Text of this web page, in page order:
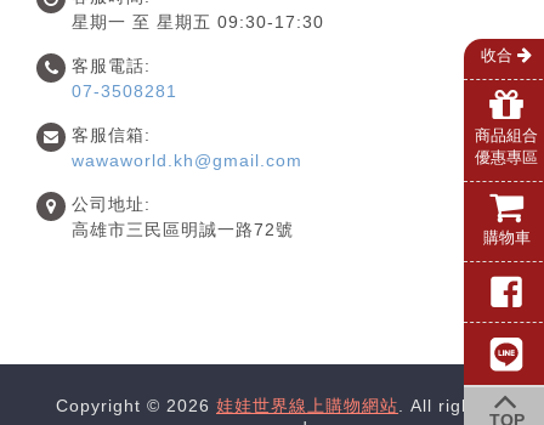
星期一 至 星期五 09:30-17:30
客服電話:
07-3508281
客服信箱:
wawaworld.kh@gmail.com
公司地址:
高雄市三民區明誠一路72號
Copyright © 2026 娃娃世界線上購物網站. All rights
收合
商品組合
優惠專區
購物車
TOP